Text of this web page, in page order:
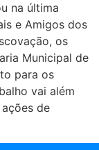
na última
e Amigos dos
os
Municipal de
para os
vai além
de